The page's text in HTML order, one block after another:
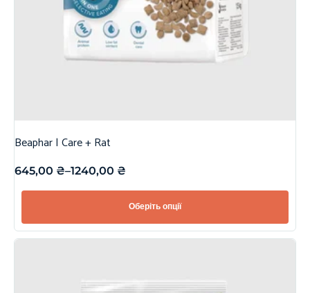
Beaphar | Care + Rat
645,00 ₴–1240,00 ₴
Оберіть опції